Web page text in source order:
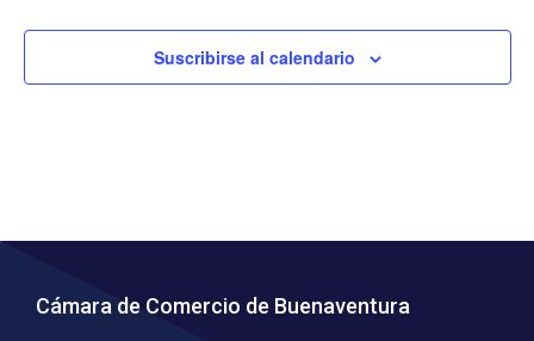
Suscribirse al calendario
Cámara de Comercio de Buenaventura